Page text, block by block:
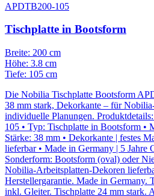
APDTB200-105
Tischplatte in Bootsform
Breite: 200 cm
Höhe: 3.8 cm
Tiefe: 105 cm
Die Nobilia Tischplatte Bootsform
38 mm stark, Dekorkante – für
individuelle Planungen.
105 • Typ: Tischplatte in Bootsform •
Stärke: 38 mm • Dekorkante | festes
lieferbar • Made in Germany | 5 Jahre
Sonderform: Bootsform (oval) oder
Nobilia-Arbeitsplatten-Dekoren
Herstellergarantie. Made in Germany.
inkl. Gleiter. Tischplatte 24 mm stark.